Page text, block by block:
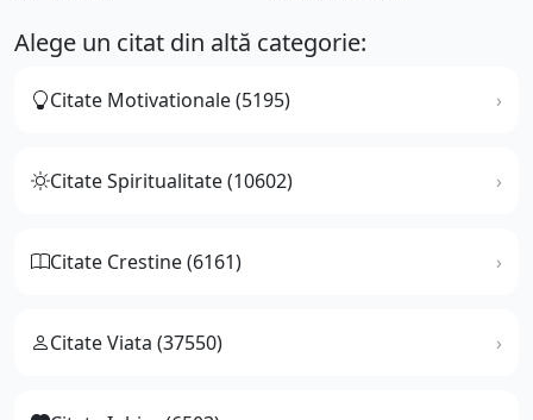
Alege un citat din altă categorie:
Citate Motivationale (5195)
Citate Spiritualitate (10602)
Citate Crestine (6161)
Citate Viata (37550)